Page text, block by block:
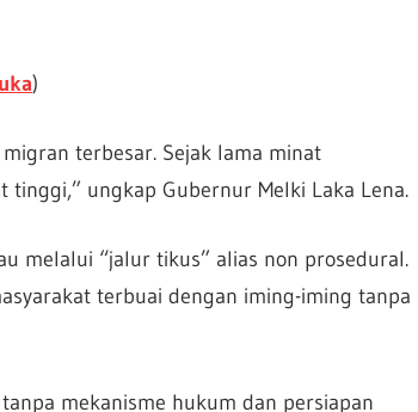
)
terbesar. Sejak lama minat
tinggi,” ungkap Gubernur Melki Laka Lena.
melalui “jalur tikus” alias non prosedural.
terbuai dengan iming-iming tanpa
mekanisme hukum dan persiapan